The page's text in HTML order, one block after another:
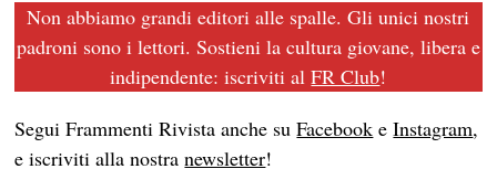
Non abbiamo grandi editori alle spalle. Gli unici nostri
padroni sono i lettori. Sostieni la cultura giovane, libera e
indipendente: iscriviti alFR Club!
Segui Frammenti Rivista anche suFacebook eInstagram,
e iscriviti alla nostranewsletter!